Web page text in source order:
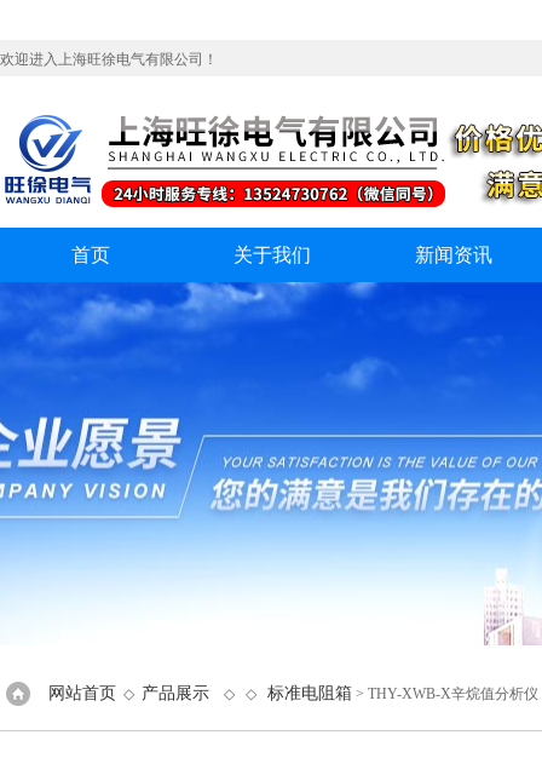
欢迎进入上海旺徐电气有限公司！
首页 关于我们 新闻资讯
网站首页 ◇ 产品展示 ◇ ◇ 标准电阻箱 > THY-XWB-X辛烷值分析仪